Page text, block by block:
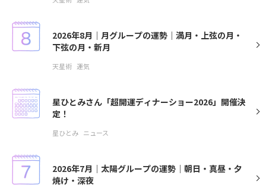
2026年8月｜月グループの運勢｜満月・上弦の月・
下弦の月・新月
天星術 運気
星ひとみさん「超開運ディナーショー2026」開催決
定！
星ひとみ ニュース
2026年7月｜太陽グループの運勢｜朝日・真昼・夕
焼け・深夜